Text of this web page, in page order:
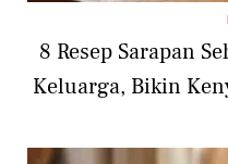
8 Resep Sarapan
Keluarga, Bikin